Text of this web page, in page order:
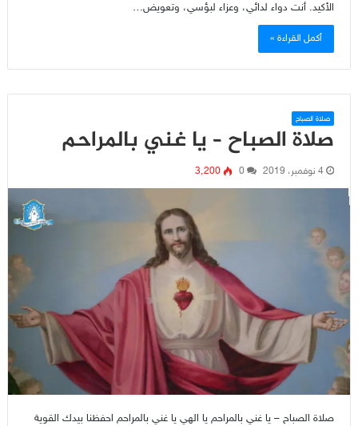
الأكيد. أنت دواء لدائي، وعزاء لبؤسي، وتعويض…
أكمل القراءة »
صلاة الصباح
صلاة الصباح – يا غني بالمراحم
4 نوفمبر، 2019 0 3٬200
صلاة الصباح – يا غني بالمراحم يا الهي يا غني بالمراحم احفظنا بيدك القوية